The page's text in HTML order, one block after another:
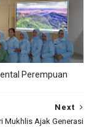
Perempuan
Next
Mukhlis Ajak Generasi